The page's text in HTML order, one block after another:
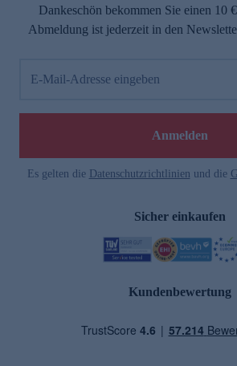
Dankeschön bekommen Sie einen 10
Abmeldung ist jederzeit in den
E-Mail-Adresse eingeben
Anmelden
Es gelten die Datenschutzrichtlinien und die
Sicher einkaufen
Kundenbewertung